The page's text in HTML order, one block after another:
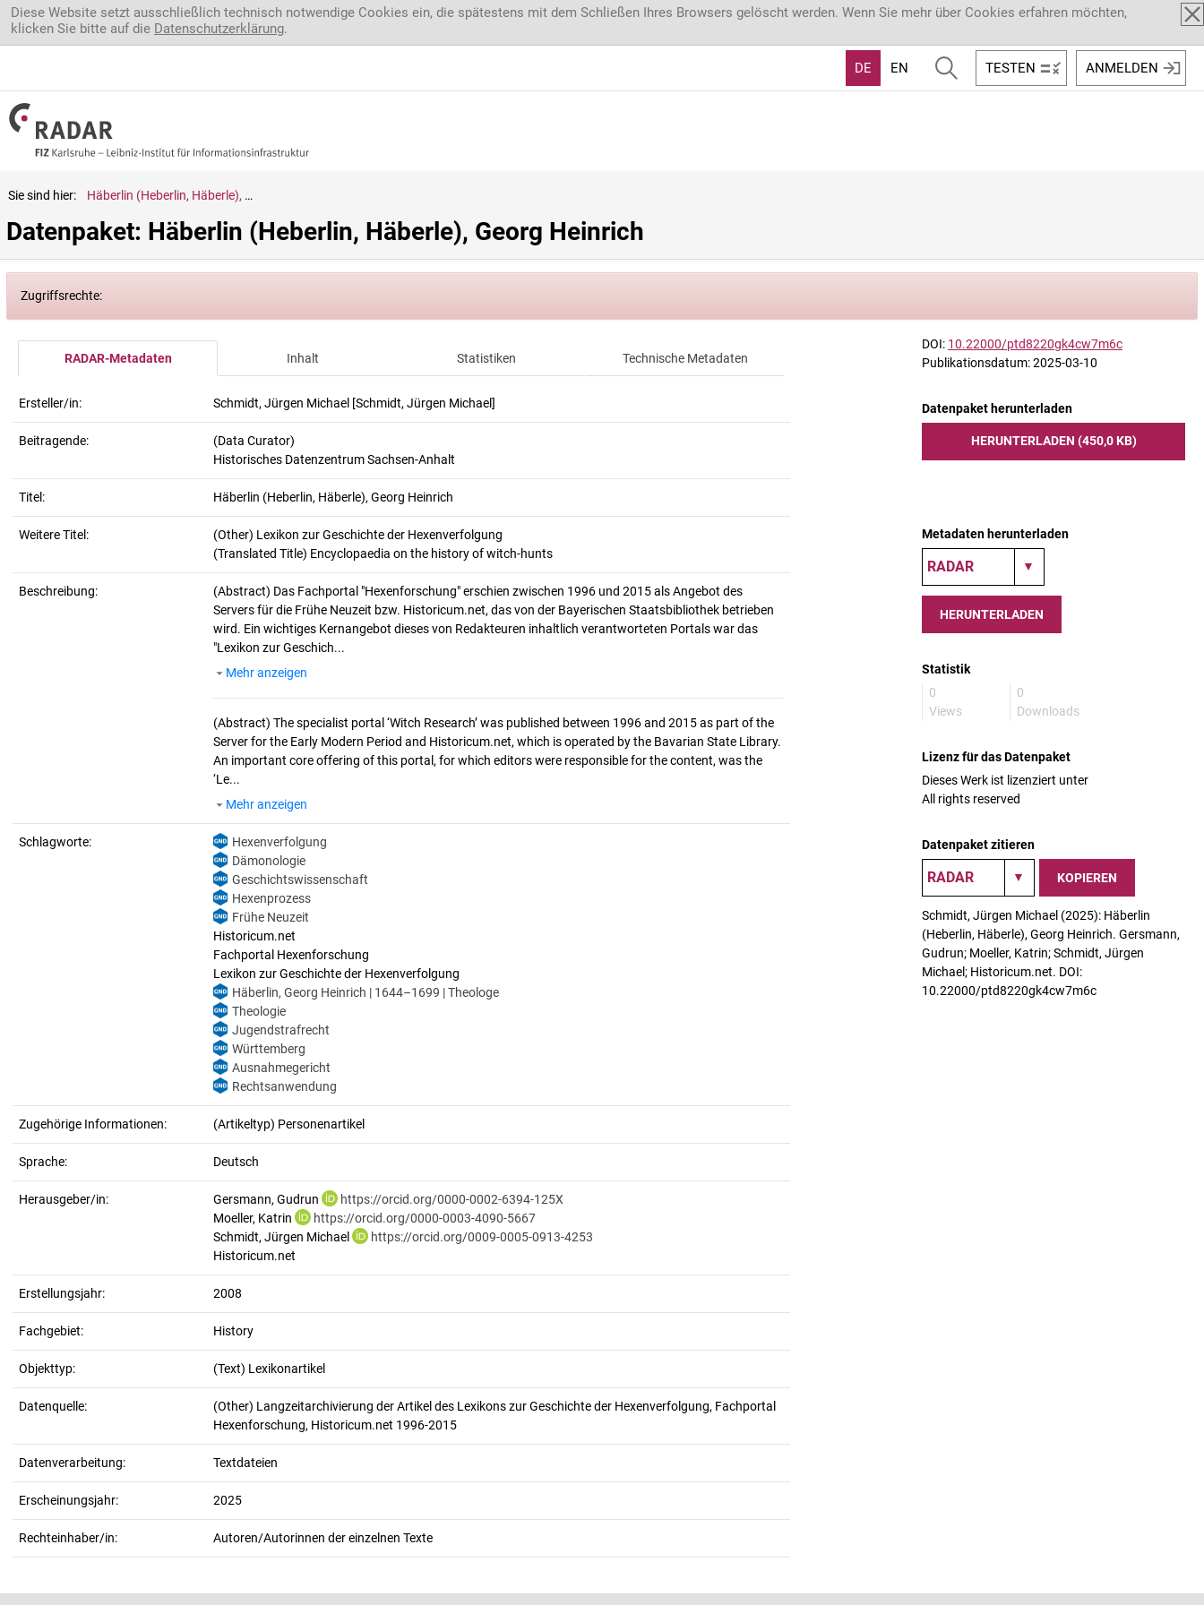
Direkt zum Inhalt
Diese Website setzt ausschließlich technisch notwendige Cookies ein, die spätestens mit dem Schließen Ihres Browsers gelöscht werden. Wenn Sie mehr über Cookies erfahren möchten,
klicken Sie bitte auf die Datenschutzerklärung.
DE EN TESTEN ANMELDEN
Sie sind hier: Häberlin (Heberlin, Häberle), Georg Heinrich
Datenpaket: Häberlin (Heberlin, Häberle), Georg Heinrich
Zugriffsrechte:
RADAR-Metadaten Inhalt Statistiken Technische Metadaten
Ersteller/in: Schmidt, Jürgen Michael [Schmidt, Jürgen Michael]
Beitragende:
(Data Curator)
Historisches Datenzentrum Sachsen-Anhalt
Titel: Häberlin (Heberlin, Häberle), Georg Heinrich
Weitere Titel:
(Other) Lexikon zur Geschichte der Hexenverfolgung
(Translated Title) Encyclopaedia on the history of witch-hunts
Beschreibung: (Abstract) Das Fachportal "Hexenforschung" erschien zwischen 1996 und 2015 als Angebot des
Servers für die Frühe Neuzeit bzw. Historicum.net, das von der Bayerischen Staatsbibliothek betrieben
wird. Ein wichtiges Kernangebot dieses von Redakteuren inhaltlich verantworteten Portals war das
"Lexikon zur Geschich...
Mehr anzeigen
(Abstract) The specialist portal ‘Witch Research’ was published between 1996 and 2015 as part of the
Server for the Early Modern Period and Historicum.net, which is operated by the Bavarian State Library.
An important core offering of this portal, for which editors were responsible for the content, was the
‘Le...
Mehr anzeigen
Schlagworte:
Hexenverfolgung
Dämonologie
Geschichtswissenschaft
Hexenprozess
Frühe Neuzeit
Historicum.net
Fachportal Hexenforschung
Lexikon zur Geschichte der Hexenverfolgung
Häberlin, Georg Heinrich | 1644–1699 | Theologe
Theologie
Jugendstrafrecht
Württemberg
Ausnahmegericht
Rechtsanwendung
Zugehörige Informationen: (Artikeltyp) Personenartikel
Sprache: Deutsch
Herausgeber/in: Gersmann, Gudrun
https://orcid.org/0000-0002-6394-125X
Moeller, Katrin
https://orcid.org/0000-0003-4090-5667
Schmidt, Jürgen Michael
https://orcid.org/0009-0005-0913-4253
Historicum.net
Erstellungsjahr: 2008
Fachgebiet: History
Objekttyp: (Text) Lexikonartikel
Datenquelle:
(Other) Langzeitarchivierung der Artikel des Lexikons zur Geschichte der Hexenverfolgung, Fachportal
Hexenforschung, Historicum.net 1996-2015
Datenverarbeitung: Textdateien
Erscheinungsjahr: 2025
Rechteinhaber/in: Autoren/Autorinnen der einzelnen Texte
DOI: 10.22000/ptd8220gk4cw7m6c
Publikationsdatum: 2025-03-10
Datenpaket herunterladen
HERUNTERLADEN (450,0 KB)
Metadaten herunterladen
HERUNTERLADEN
Statistik
0
Views
0
Downloads
Lizenz für das Datenpaket
Dieses Werk ist lizenziert unter
All rights reserved
Datenpaket zitieren
KOPIEREN
Schmidt, Jürgen Michael (2025): Häberlin
(Heberlin, Häberle), Georg Heinrich. Gersmann,
Gudrun; Moeller, Katrin; Schmidt, Jürgen
Michael; Historicum.net. DOI:
10.22000/ptd8220gk4cw7m6c